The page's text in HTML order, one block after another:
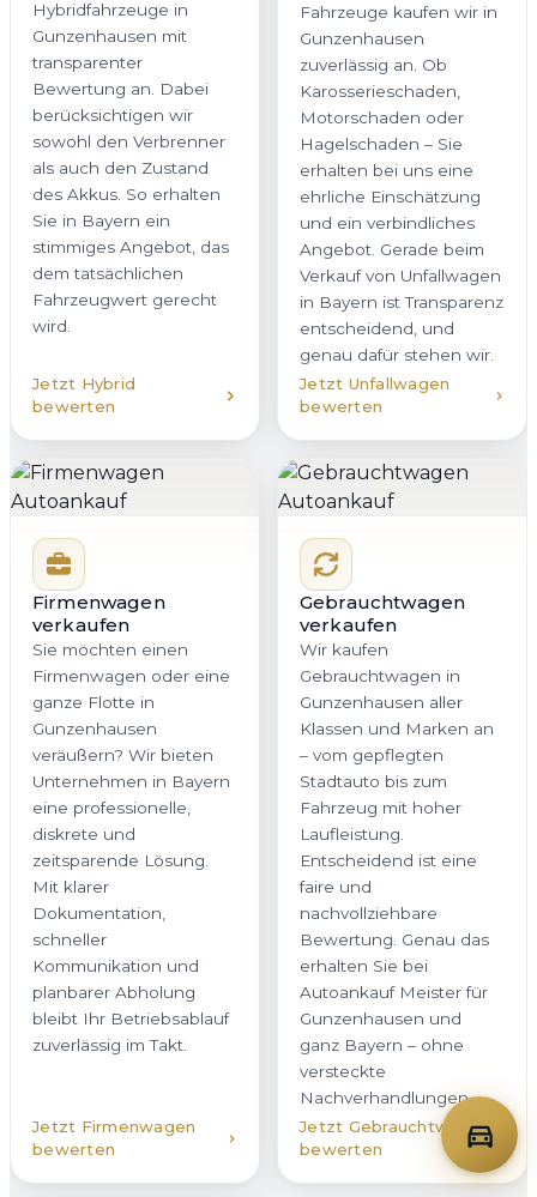
Hybridfahrzeuge in
Gunzenhausen mit
transparenter
Bewertung an. Dabei
berücksichtigen wir
sowohl den Verbrenner
als auch den Zustand
des Akkus. So erhalten
Sie in Bayern ein
stimmiges Angebot, das
dem tatsächlichen
Fahrzeugwert gerecht
wird.
Jetzt Hybrid
bewerten
Fahrzeuge kaufen wir in
Gunzenhausen
zuverlässig an. Ob
Karosserieschaden,
Motorschaden oder
Hagelschaden – Sie
erhalten bei uns eine
ehrliche Einschätzung
und ein verbindliches
Angebot. Gerade beim
Verkauf von Unfallwagen
in Bayern ist Transparenz
entscheidend, und
genau dafür stehen wir.
Jetzt Unfallwagen
bewerten
Firmenwagen
verkaufen
Sie möchten einen
Firmenwagen oder eine
ganze Flotte in
Gunzenhausen
veräußern? Wir bieten
Unternehmen in Bayern
eine professionelle,
diskrete und
zeitsparende Lösung.
Mit klarer
Dokumentation,
schneller
Kommunikation und
planbarer Abholung
bleibt Ihr Betriebsablauf
zuverlässig im Takt.
Jetzt Firmenwagen
bewerten
Gebrauchtwagen
verkaufen
Wir kaufen
Gebrauchtwagen in
Gunzenhausen aller
Klassen und Marken an
– vom gepflegten
Stadtauto bis zum
Fahrzeug mit hoher
Laufleistung.
Entscheidend ist eine
faire und
nachvollziehbare
Bewertung. Genau das
erhalten Sie bei
Autoankauf Meister für
Gunzenhausen und
ganz Bayern – ohne
versteckte
Nachverhandlungen.
Jetzt Gebrauchtwagen
bewerten